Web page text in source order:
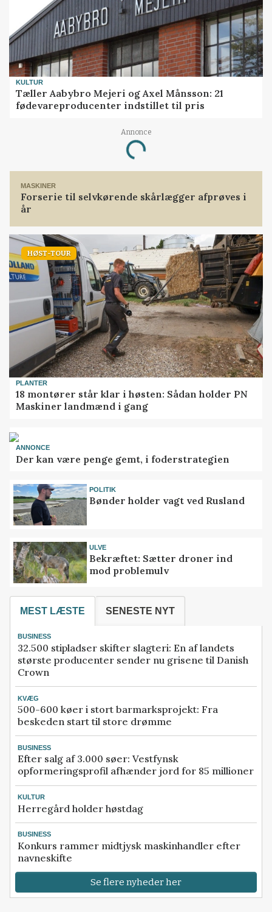
KULTUR
Tæller Aabybro Mejeri og Axel Månsson: 21
fødevareproducenter indstillet til pris
Annonce
Loading...
MASKINER
Forserie til selvkørende skårlægger afprøves i
år
HØST-TOUR
PLANTER
18 montører står klar i høsten: Sådan holder PN
Maskiner landmænd i gang
ANNONCE
Der kan være penge gemt, i foderstrategien
POLITIK
Bønder holder vagt ved Rusland
ULVE
Bekræftet: Sætter droner ind
mod problemulv
MEST LÆSTE SENESTE NYT
BUSINESS
32.500 stipladser skifter slagteri: En af landets
største producenter sender nu grisene til Danish
Crown
KVÆG
500-600 køer i stort barmarksprojekt: Fra
beskeden start til store drømme
BUSINESS
Efter salg af 3.000 søer: Vestfynsk
opformeringsprofil afhænder jord for 85 millioner
KULTUR
Herregård holder høstdag
BUSINESS
Konkurs rammer midtjysk maskinhandler efter
navneskifte
Se flere nyheder her